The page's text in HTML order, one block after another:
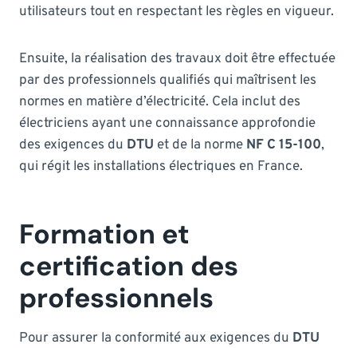
utilisateurs tout en respectant les règles en vigueur.
Ensuite, la réalisation des travaux doit être effectuée
par des professionnels qualifiés qui maîtrisent les
normes en matière d’électricité. Cela inclut des
électriciens ayant une connaissance approfondie
des exigences du DTU et de la norme NF C 15-100,
qui régit les installations électriques en France.
Formation et
certification des
professionnels
Pour assurer la conformité aux exigences du DTU